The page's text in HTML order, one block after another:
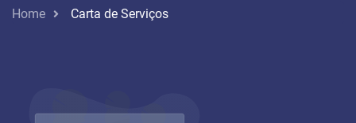
Home Carta de Serviços